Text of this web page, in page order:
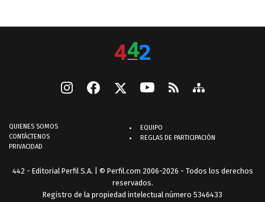
QUIENES SOMOS
CONTÁCTENOS
PRIVACIDAD
EQUIPO
REGLAS DE PARTICIPACIÓN
442 - Editorial Perfil S.A. | © Perfil.com 2006-2026 - Todos los derechos
reservados.
Registro de la propiedad intelectual número 5346433